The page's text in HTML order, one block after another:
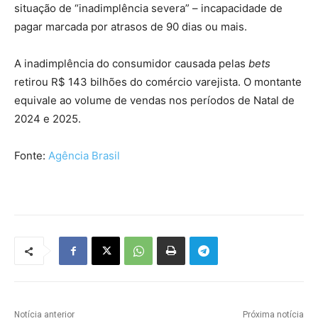
situação de “inadimplência severa” – incapacidade de
pagar marcada por atrasos de 90 dias ou mais.
A inadimplência do consumidor causada pelas bets
retirou R$ 143 bilhões do comércio varejista. O montante
equivale ao volume de vendas nos períodos de Natal de
2024 e 2025.
Fonte: Agência Brasil
Notícia anterior Próxima notícia